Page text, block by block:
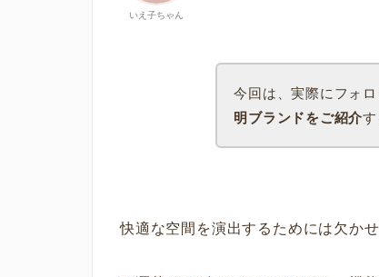
いえ子ちゃん
今回は、実際にフォ
明ブランドをご紹介す
快適な空間を演出するためには欠か